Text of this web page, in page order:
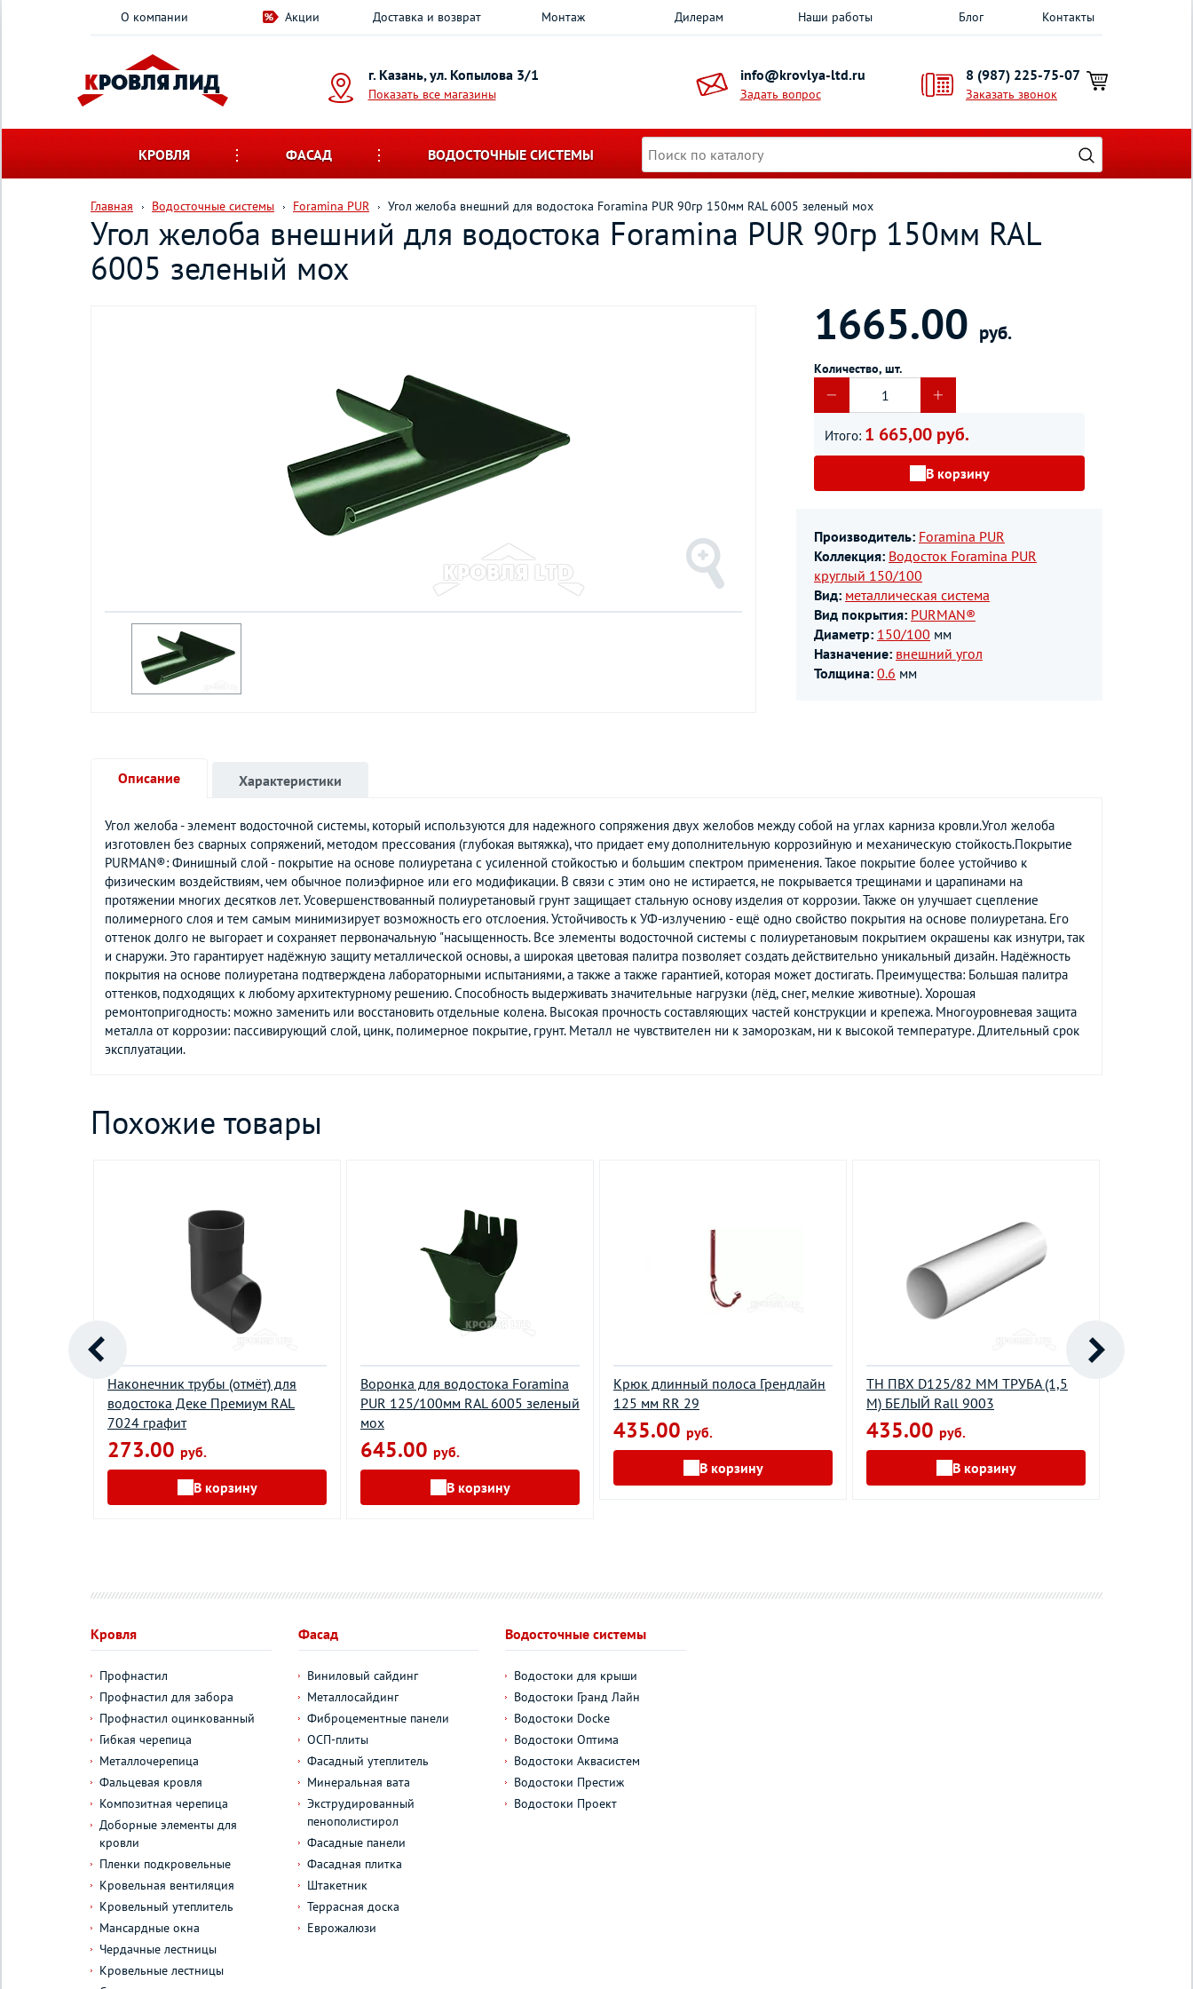
О компании Акции Доставка и возврат Монтаж Дилерам Наши работы Блог Контакты
г. Казань, ул. Копылова 3/1
Показать все магазины
info@krovlya-ltd.ru
Задать вопрос
8 (987) 225-75-07
Заказать звонок
КРОВЛЯ ФАСАД ВОДОСТОЧНЫЕ СИСТЕМЫ
Главная Водосточные системы Foramina PUR Угол желоба внешний для водостока Foramina PUR 90гр 150мм RAL 6005 зеленый мох
Угол желоба внешний для водостока Foramina PUR 90гр 150мм RAL
6005 зеленый мох
1665.00 руб.
Количество, шт.
Итого: 1 665,00 руб.
В корзину
Производитель: Foramina PUR
Коллекция: Водосток Foramina PUR
круглый 150/100
Вид: металлическая система
Вид покрытия: PURMAN®
Диаметр: 150/100 мм
Назначение: внешний угол
Толщина: 0.6 мм
Описание
Угол желоба - элемент водосточной системы, который используются для надежного сопряжения двух желобов между собой на углах карниза кровли.Угол желоба
изготовлен без сварных сопряжений, методом прессования (глубокая вытяжка), что придает ему дополнительную коррозийную и механическую стойкость.Покрытие
PURMAN®: Финишный слой - покрытие на основе полиуретана с усиленной стойкостью и большим спектром применения. Такое покрытие более устойчиво к
физическим воздействиям, чем обычное полиэфирное или его модификации. В связи с этим оно не истирается, не покрывается трещинами и царапинами на
протяжении многих десятков лет. Усовершенствованный полиуретановый грунт защищает стальную основу изделия от коррозии. Также он улучшает сцепление
полимерного слоя и тем самым минимизирует возможность его отслоения. Устойчивость к УФ-излучению - ещё одно свойство покрытия на основе полиуретана. Его
оттенок долго не выгорает и сохраняет первоначальную "насыщенность. Все элементы водосточной системы с полиуретановым покрытием окрашены как изнутри, так
и снаружи. Это гарантирует надёжную защиту металлической основы, а широкая цветовая палитра позволяет создать действительно уникальный дизайн. Надёжность
покрытия на основе полиуретана подтверждена лабораторными испытаниями, а также а также гарантией, которая может достигать. Преимущества: Большая палитра
оттенков, подходящих к любому архитектурному решению. Способность выдерживать значительные нагрузки (лёд, снег, мелкие животные). Хорошая
ремонтопригодность: можно заменить или восстановить отдельные колена. Высокая прочность составляющих частей конструкции и крепежа. Многоуровневая защита
металла от коррозии: пассивирующий слой, цинк, полимерное покрытие, грунт. Металл не чувствителен ни к заморозкам, ни к высокой температуре. Длительный срок
эксплуатации.
Характеристики
Похожие товары
Наконечник трубы (отмёт) для
водостока Деке Премиум RAL
7024 графит
273.00 руб.
В корзину
Воронка для водостока Foramina
PUR 125/100мм RAL 6005 зеленый
мох
645.00 руб.
В корзину
Крюк длинный полоса Грендлайн
125 мм RR 29
435.00 руб.
В корзину
ТН ПВХ D125/82 ММ ТРУБА (1,5
М) БЕЛЫЙ Rall 9003
435.00 руб.
В корзину
Кровля
Профнастил
Профнастил для забора
Профнастил оцинкованный
Гибкая черепица
Металлочерепица
Фальцевая кровля
Композитная черепица
Доборные элементы для
кровли
Пленки подкровельные
Кровельная вентиляция
Кровельный утеплитель
Мансардные окна
Чердачные лестницы
Кровельные лестницы
Фасад
Виниловый сайдинг
Металлосайдинг
Фиброцементные панели
ОСП-плиты
Фасадный утеплитель
Минеральная вата
Экструдированный
пенополистирол
Фасадные панели
Фасадная плитка
Штакетник
Террасная доска
Еврожалюзи
Водосточные системы
Водостоки для крыши
Водостоки Гранд Лайн
Водостоки Docke
Водостоки Оптима
Водостоки Аквасистем
Водостоки Престиж
Водостоки Проект